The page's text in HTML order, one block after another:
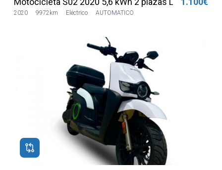
2020 9972km Eléctrico AUTOMATICO